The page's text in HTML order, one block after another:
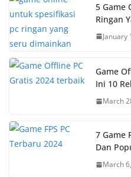
5 Game
Ringan
January
Game
Ini 10
March
7 Game
Dan
March